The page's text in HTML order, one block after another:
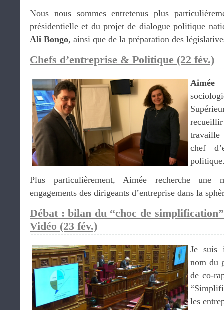
Nous nous sommes entretenus plus
présidentielle et du projet de dialogue politique
Ali Bongo, ainsi que de la préparation des
Chefs d’entreprise & Politique (22 fév.)
Aimée
recueillir
chef
Plus particulièrement, Aimée recherche une
engagements des dirigeants d’entreprise dans la
Débat : bilan du “choc de
Vidéo (23 fév.)
Je suis
nom du
de co-
les